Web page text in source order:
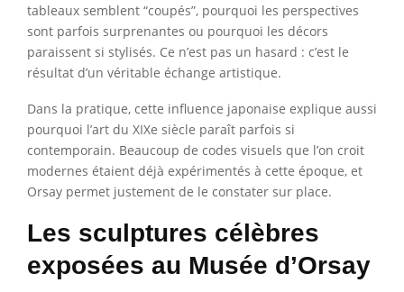
tableaux semblent “coupés”, pourquoi les perspectives
sont parfois surprenantes ou pourquoi les décors
paraissent si stylisés. Ce n’est pas un hasard : c’est le
résultat d’un véritable échange artistique.
Dans la pratique, cette influence japonaise explique aussi
pourquoi l’art du XIXe siècle paraît parfois si
contemporain. Beaucoup de codes visuels que l’on croit
modernes étaient déjà expérimentés à cette époque, et
Orsay permet justement de le constater sur place.
Les sculptures célèbres
exposées au Musée d’Orsay